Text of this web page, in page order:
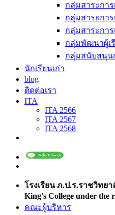
กลุ่มสาระกา
กลุ่มสาระการ
กลุ่มสาระกา
กลุ่มพัฒนาผู้เ
กลุ่มสนับสนุน
นักเรียนเก่า
blog
ติดต่อเรา
ITA
ITA 2566
ITA 2567
ITA 2568
โรงเรียน ภ.ป.ร.ราชวิทย
King's College under the
คณะผู้บริหาร